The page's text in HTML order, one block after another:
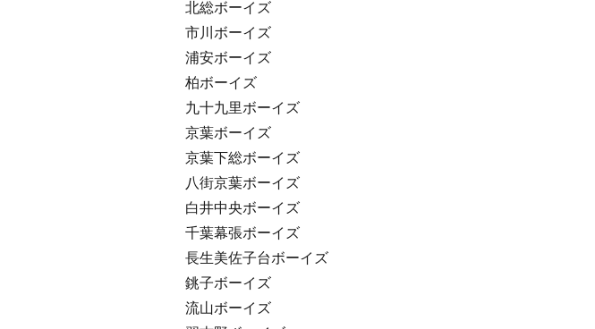
北総ボーイズ
市川ボーイズ
浦安ボーイズ
柏ボーイズ
九十九里ボーイズ
京葉ボーイズ
京葉下総ボーイズ
八街京葉ボーイズ
白井中央ボーイズ
千葉幕張ボーイズ
長生美佐子台ボーイズ
銚子ボーイズ
流山ボーイズ